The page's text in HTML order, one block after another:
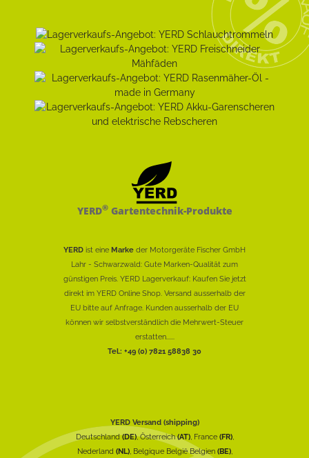
YERD®Gartentechnik-Produkte
YERD ist eine Marke der Motorgeräte Fischer GmbH
Lahr - Schwarzwald: Gute Marken-Qualität zum
günstigen Preis. YERD Lagerverkauf: Kaufen Sie jetzt
direkt im YERD Online Shop. Versand ausserhalb der
EU bitte auf Anfrage. Kunden ausserhalb der EU
können wir selbstverständlich die Mehrwert-Steuer
erstatten......
Tel.: +49 (0) 7821 58838 30
YERD Versand (shipping)
Deutschland(DE), Österreich(AT), France (FR),
Nederland (NL), Belgique België Belgien (BE),